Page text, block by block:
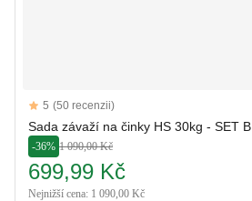
Reviews
5 out of 5 stars
5 (50 recenzii)
Sada závaží na činky HS 30kg - SET B
-36% 1 090,00 Kč
699,99 Kč
Nejnižší cena: 1 090,00 Kč